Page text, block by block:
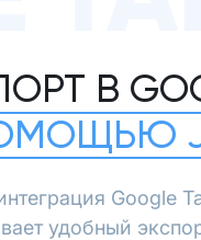
В
Google
удобный